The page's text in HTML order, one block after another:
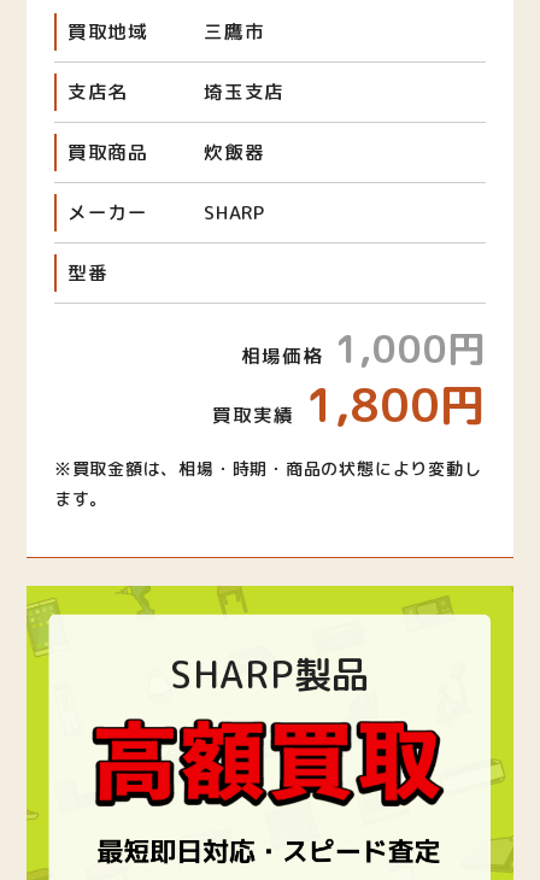
買取地域 三鷹市
支店名 埼玉支店
買取商品 炊飯器
メーカー SHARP
型番
相場価格 1,000円
買取実績 1,800円
※買取金額は、相場・時期・商品の状態により変動し
ます。
SHARP製品